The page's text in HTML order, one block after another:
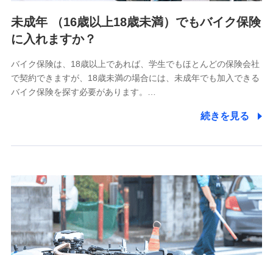
電話対応の品質向上およびお問合せ内容の正確な把握のため
6.採用応募者の個人情報
採用選考および入社手続を実施するため
7.社員（従業者）の個人情報
退職関連処理等の各種手続きのため、当社と従業員または従
取引先としての選定業務、営業情報の提供業務、契約締結手
続き業務、取引管理業務、およびこれらに準ずる業務の遂行
のため
9.お問い合わせ情報
各種お問い合わせに対応するため
未成年 （16歳以上18歳未満）でもバイク保険
に入れますか？
バイク保険は、18歳以上であれば、学生でもほとんどの保険会社
で契約できますが、18歳未満の場合には、未成年でも加入できる
バイク保険を探す必要があります。…
続きを見る